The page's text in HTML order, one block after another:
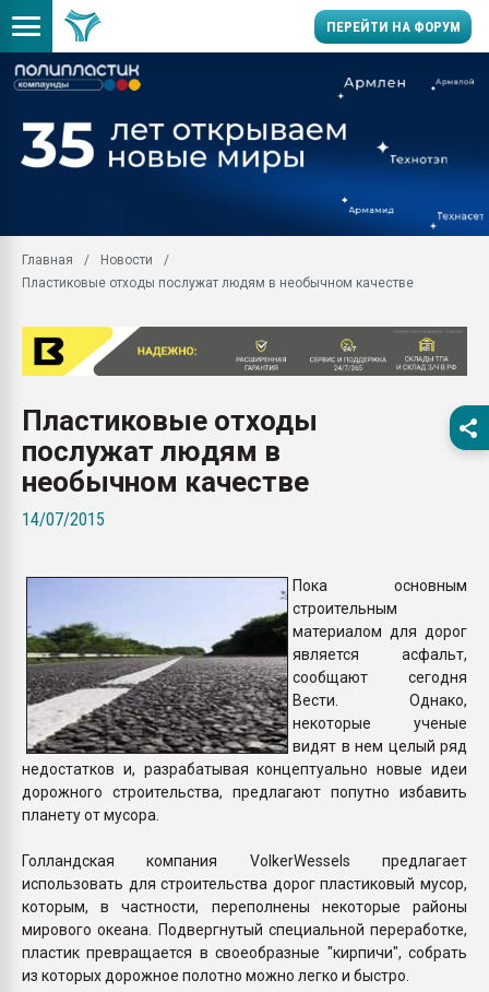
ПЕРЕЙТИ НА ФОРУМ
производство SPC
заводу пластмасс"
Подмосковье, Москва
28.07.2026
28.07.2026
ПЕРЕЙТИ НА
Главная
Новости
Пластиковые отходы послужат людям в необычном качестве
Пластиковые отходы
послужат людям в
необычном качестве
14/07/2015
Пока основным
строительным
материалом для дорог
является асфальт,
сообщают сегодня
Вести. Однако,
некоторые ученые
видят в нем целый ряд
недостатков и, разрабатывая концептуально новые идеи
дорожного строительства, предлагают попутно избавить
планету от мусора.
Голландская компания VolkerWessels предлагает
использовать для строительства дорог пластиковый мусор,
которым, в частности, переполнены некоторые районы
мирового океана. Подвергнутый специальной переработке,
пластик превращается в своеобразные "кирпичи", собрать
из которых дорожное полотно можно легко и быстро.